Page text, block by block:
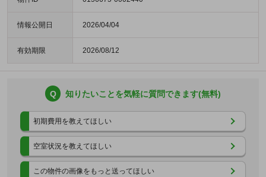
情報公開日 2026/04/04
有効期限 2026/08/12
Q 知りたいことを気軽に質問できます(無料)
初期費用を教えてほしい
空室状況を教えてほしい
この物件の画像をもっと送ってほしい